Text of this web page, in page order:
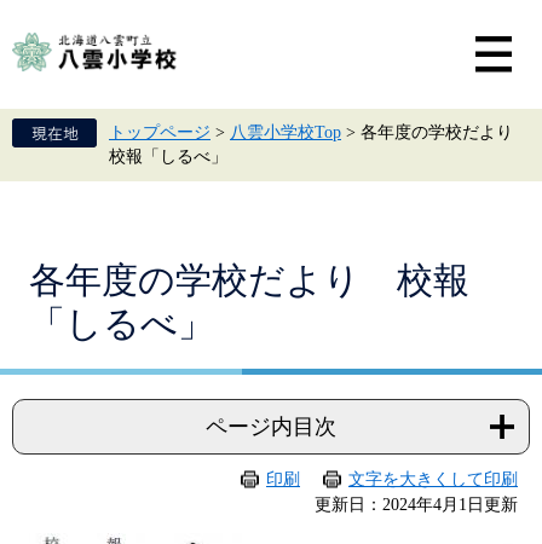
ジ
頭
で
ュ
飛
ば
て
トップページ > 八雲小学校Top > 各年度の学校だより
校報「しるべ」
各年度の学校だより 校報
「しるべ」
ページ内目次
印刷
文字を大きくして印刷
更新日：2024年4月1日更新